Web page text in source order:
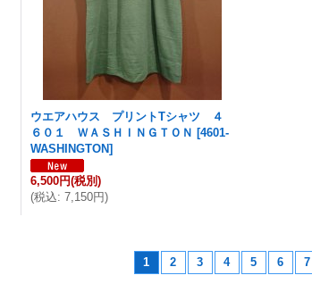
ウエアハウス プリントTシャツ ４
６０１ ＷＡＳＨＩＮＧＴＯＮ [4601-
WASHINGTON]
6,500円(税別)
(税込: 7,150円)
1 2 3 4 5 6 7